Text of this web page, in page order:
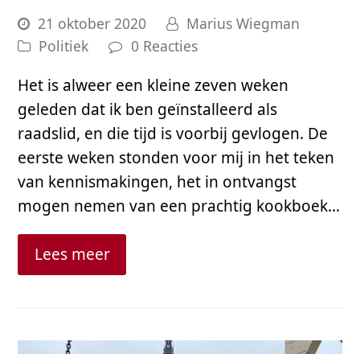
21 oktober 2020
Marius Wiegman
Politiek
0 Reacties
Het is alweer een kleine zeven weken
geleden dat ik ben geïnstalleerd als
raadslid, en die tijd is voorbij gevlogen. De
eerste weken stonden voor mij in het teken
van kennismakingen, het in ontvangst
mogen nemen van een prachtig kookboek…
Lees meer